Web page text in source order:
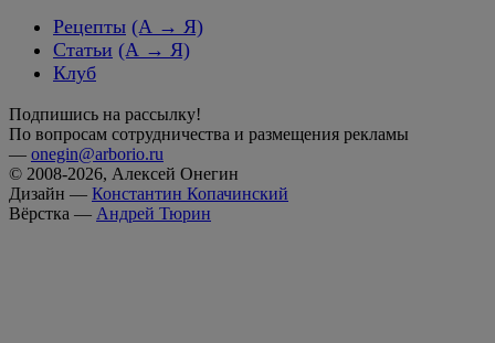
Рецепты (А → Я)
Статьи (А → Я)
Клуб
Подпишись на рассылку!
По вопросам сотрудничества и размещения рекламы
— onegin@arborio.ru
© 2008-2026, Алексей Онегин
Дизайн — Константин Копачинский
Вёрстка — Андрей Тюрин